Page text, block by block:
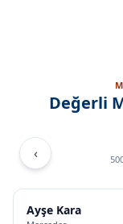
Değerli
‹
Ayşe Kara